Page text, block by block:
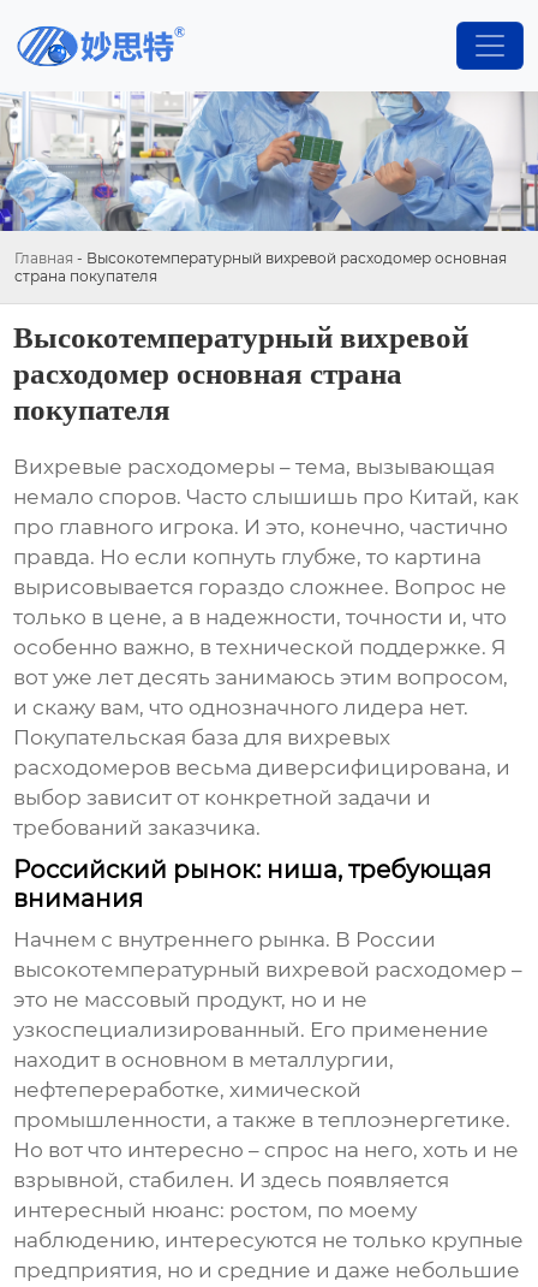
Главная - Высокотемпературный вихревой расходомер основная
страна покупателя
Высокотемпературный вихревой
расходомер основная страна
покупателя
Вихревые расходомеры – тема, вызывающая
немало споров. Часто слышишь про Китай, как
про главного игрока. И это, конечно, частично
правда. Но если копнуть глубже, то картина
вырисовывается гораздо сложнее. Вопрос не
только в цене, а в надежности, точности и, что
особенно важно, в технической поддержке. Я
вот уже лет десять занимаюсь этим вопросом,
и скажу вам, что однозначного лидера нет.
Покупательская база для вихревых
расходомеров весьма диверсифицирована, и
выбор зависит от конкретной задачи и
требований заказчика.
Российский рынок: ниша, требующая
внимания
Начнем с внутреннего рынка. В России
высокотемпературный вихревой расходомер –
это не массовый продукт, но и не
узкоспециализированный. Его применение
находит в основном в металлургии,
нефтепереработке, химической
промышленности, а также в теплоэнергетике.
Но вот что интересно – спрос на него, хоть и не
взрывной, стабилен. И здесь появляется
интересный нюанс: ростом, по моему
наблюдению, интересуются не только крупные
предприятия, но и средние и даже небольшие